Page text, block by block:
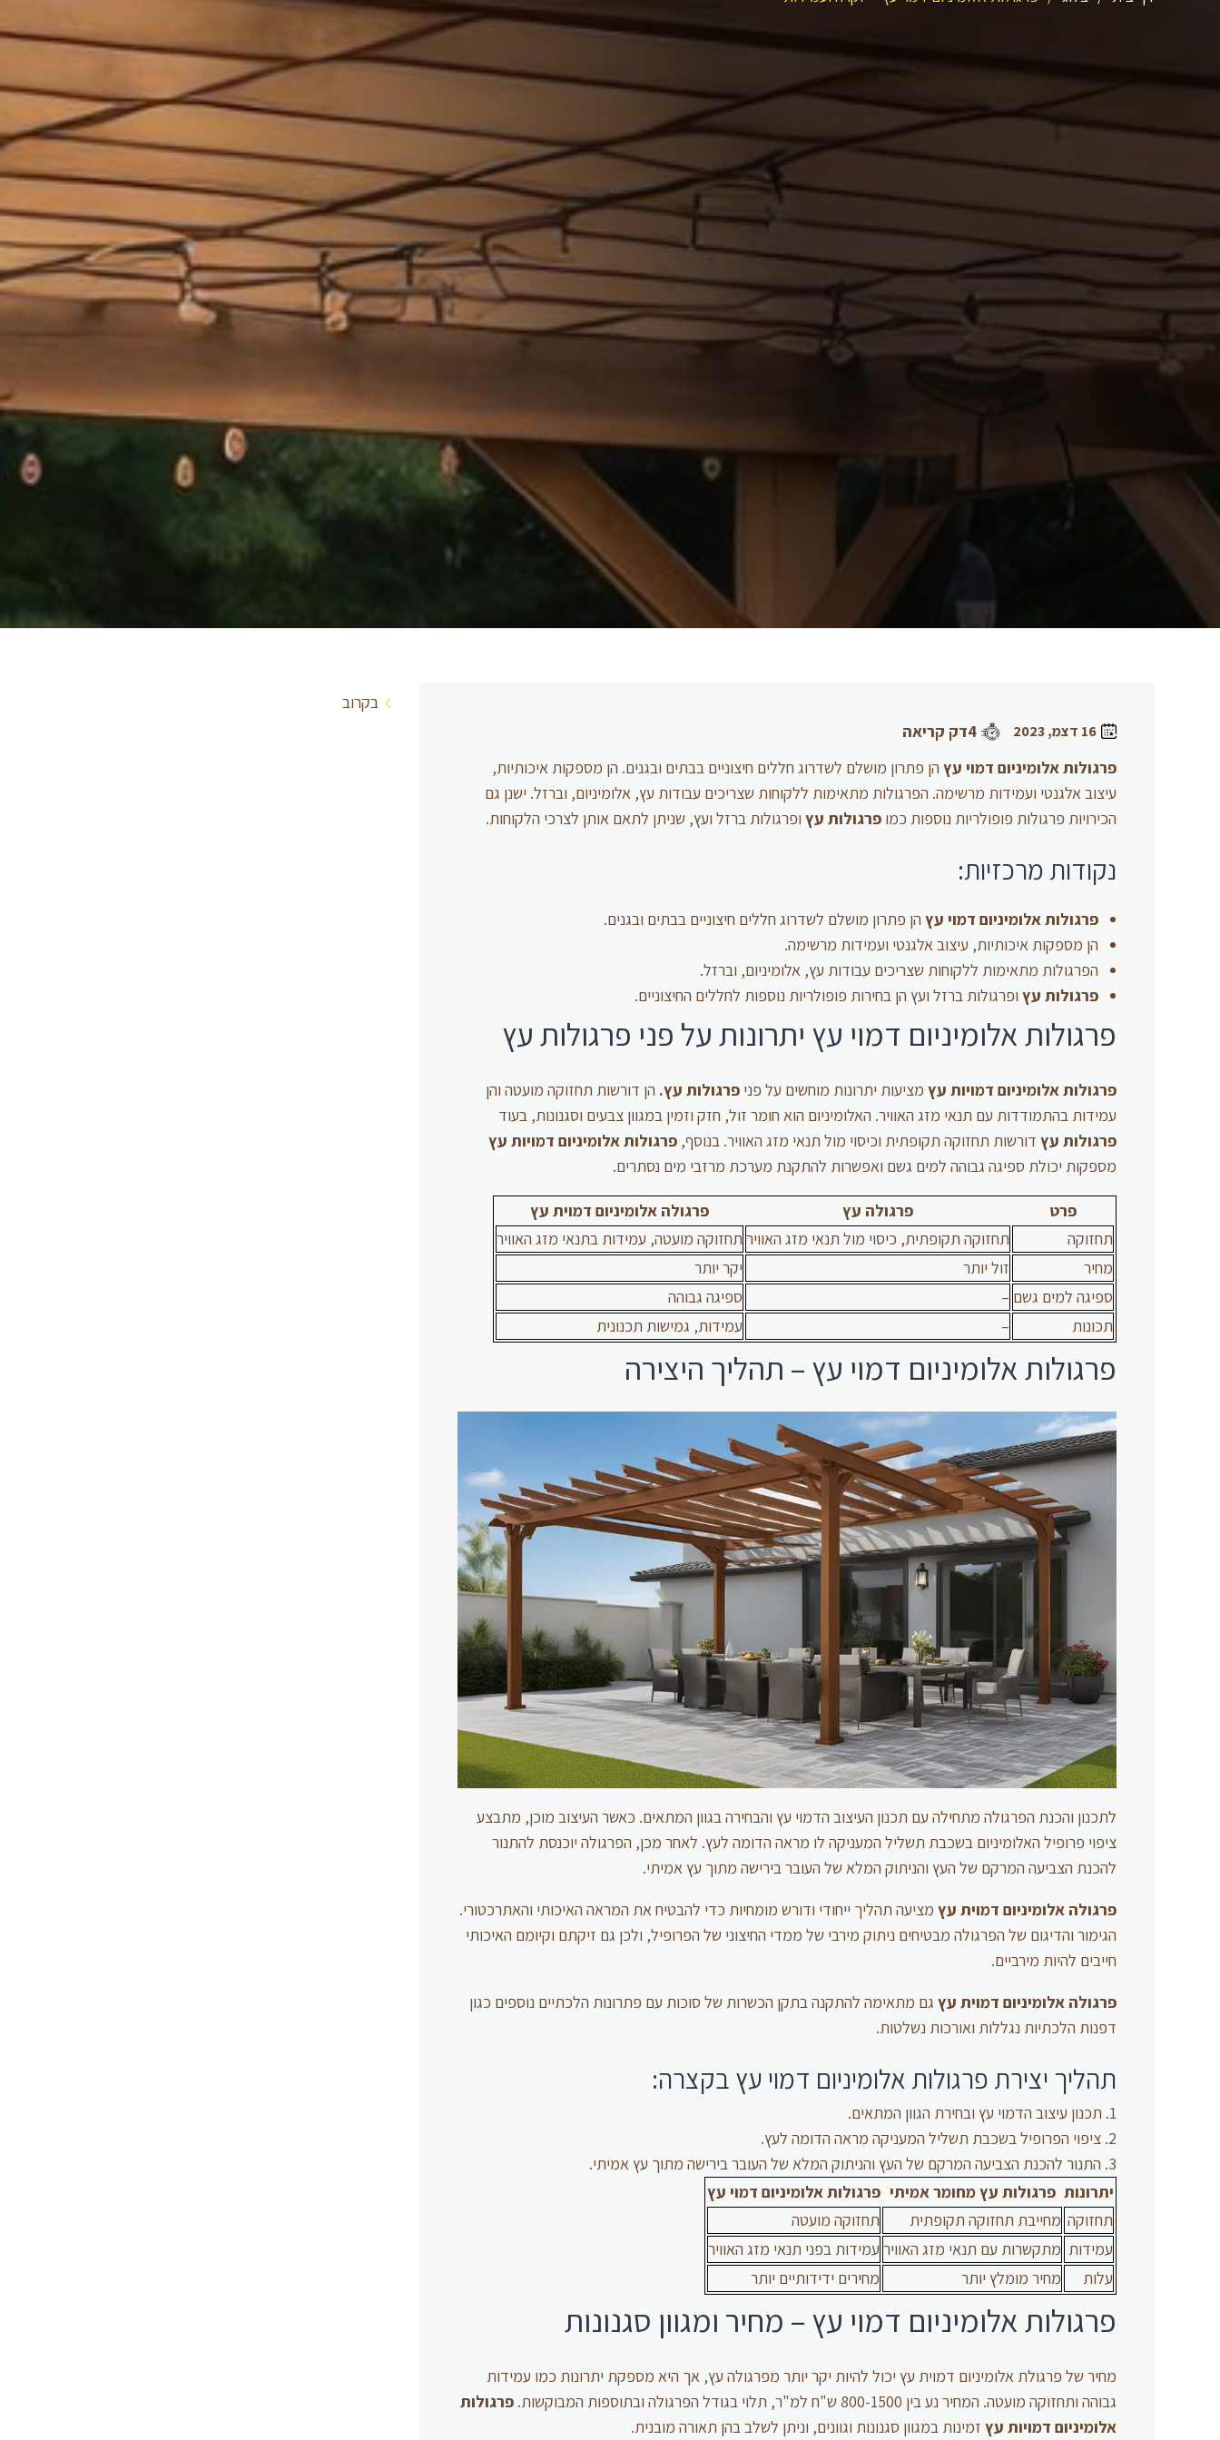
16 דצמ, 2023
4דק קריאה
פרגולות אלומיניום דמוי עץהן פתרון מושלם לשדרוג חללים חיצוניים בבתים ובגנים. הן מספקות איכותיות,
עיצוב אלגנטי ועמידות מרשימה. הפרגולות מתאימות ללקוחות שצריכים עבודות עץ, אלומיניום, וברזל. ישנן גם
הכירויות פרגולות פופולריות נוספות כמו פרגולות עץופרגולות ברזל ועץ, שניתן לתאם אותן לצרכי הלקוחות.
נקודות מרכזיות:
פרגולות אלומיניום דמוי עץהן פתרון מושלם לשדרוג חללים חיצוניים בבתים ובגנים.
הן מספקות איכותיות, עיצוב אלגנטי ועמידות מרשימה.
הפרגולות מתאימות ללקוחות שצריכים עבודות עץ, אלומיניום, וברזל.
פרגולות עץופרגולות ברזל ועץ הן בחירות פופולריות נוספות לחללים החיצוניים.
פרגולות אלומיניום דמוי עץ יתרונות על פני פרגולות עץ
פרגולות אלומיניום דמויות עץמציעות יתרונות מוחשים על פני פרגולות עץ. הן דורשות תחזוקה מועטה והן
עמידות בהתמודדות עם תנאי מזג האוויר. האלומיניום הוא חומר זול, חזק וזמין במגוון צבעים וסגנונות, בעוד
פרגולות עץדורשות תחזוקה תקופתית וכיסוי מול תנאי מזג האוויר. בנוסף, פרגולות אלומיניום דמויות עץ
מספקות יכולת ספיגה גבוהה למים גשם ואפשרות להתקנת מערכת מרזבי מים נסתרים.
פרט פרגולה עץ
פרגולה אלומיניום דמוית עץ
תחזוקה
תחזוקה תקופתית, כיסוי מול תנאי מזג האוויר תחזוקה מועטה, עמידות בתנאי מזג האוויר
מחיר
זול יותר
יקר יותר
ספיגה למים גשם –
ספיגה גבוהה
תכונות
– עמידות, גמישות תכנונית
פרגולות אלומיניום דמוי עץ – תהליך היצירה
לתכנון והכנת הפרגולה מתחילה עם תכנון העיצוב הדמוי עץ והבחירה בגוון המתאים. כאשר העיצוב מוכן, מתבצע
ציפוי פרופיל האלומיניום בשכבת תשליל המעניקה לו מראה הדומה לעץ. לאחר מכן, הפרגולה יוכנסת להתנור
להכנת הצביעה המרקם של העץ והניתוק המלא של העובר בירישה מתוך עץ אמיתי.
פרגולה אלומיניום דמוית עץמציעה תהליך ייחודי ודורש מומחיות כדי להבטיח את המראה האיכותי והאתרכטורי.
הגימור והדיגום של הפרגולה מבטיחים ניתוק מירבי של ממדי החיצוני של הפרופיל, ולכן גם זיקתם וקיומם האיכותי
חייבים להיות מירביים.
פרגולה אלומיניום דמוית עץגם מתאימה להתקנה בתקן הכשרות של סוכות עם פתרונות הלכתיים נוספים כגון
דפנות הלכתיות נגללות ואורכות נשלטות.
תהליך יצירת פרגולות אלומיניום דמוי עץ בקצרה:
תכנון עיצוב הדמוי עץ ובחירת הגוון המתאים.
ציפוי הפרופיל בשכבת תשליל המעניקה מראה הדומה לעץ.
התנור להכנת הצביעה המרקם של העץ והניתוק המלא של העובר בירישה מתוך עץ אמיתי.
יתרונות פרגולות עץ מחומר אמיתי פרגולות אלומיניום דמוי עץ
תחזוקה מחייבת תחזוקה תקופתית
תחזוקה מועטה
עמידות מתקשרות עם תנאי מזג האוויר עמידות בפני תנאי מזג האוויר
עלות
מחיר מומלץ יותר מחירים ידידותיים יותר
פרגולות אלומיניום דמוי עץ – מחיר ומגוון סגנונות
מחיר של פרגולת אלומיניום דמוית עץ יכול להיות יקר יותר מפרגולה עץ, אך היא מספקת יתרונות כמו עמידות
גבוהה ותחזוקה מועטה. המחיר נע בין 800-1500 ש"ח למ"ר, תלוי בגודל הפרגולה ובתוספות המבוקשות.
פרגולות
אלומיניום דמויות עץזמינות במגוון סגנונות וגוונים, וניתן לשלב בהן תאורה מובנית.
בקרוב